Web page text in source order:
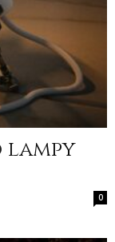
lampy
0